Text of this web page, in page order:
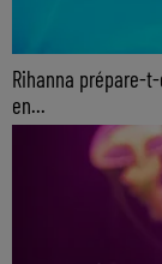
Rihanna prépare-
en...